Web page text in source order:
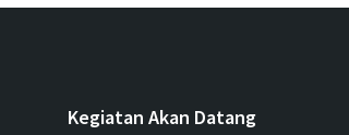
Kegiatan Akan Datang